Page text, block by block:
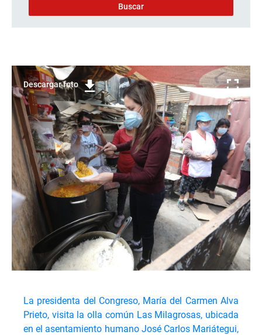
Descargar foto
La presidenta del Congreso, María del Carmen Alva
Prieto, visita la olla común Las Milagrosas, ubicada
en el asentamiento humano José Carlos Mariátegui,